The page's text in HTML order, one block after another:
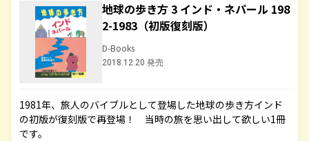
地球の歩き方 3 インド・ネパール 198
2-1983（初版復刻版）
D-Books
2018.12.20 発売
1981年、旅人のバイブルとして登場した地球の歩き方インド
の初版が復刻版で再登場！ 当時の旅を思い出して欲しい1冊
です。